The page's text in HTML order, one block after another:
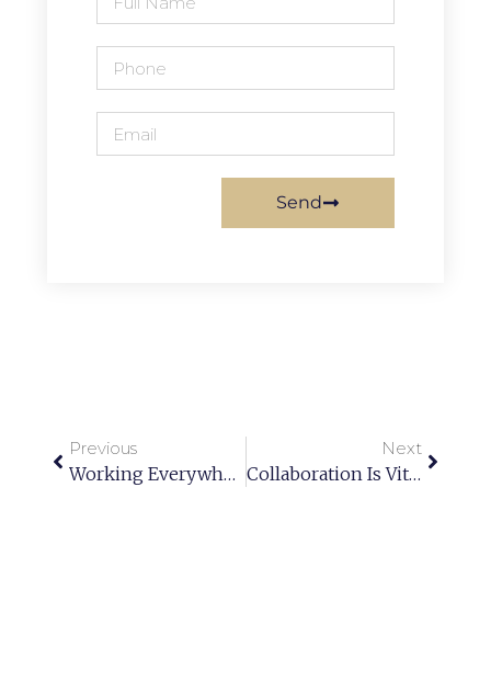
Send
Previous
Working Everywhere. Any Time. Any Place.
Next
Collaboration Is Vital For A Successful Workplace